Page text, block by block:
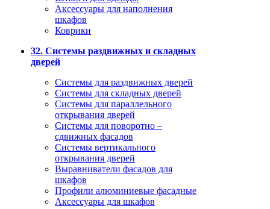
Аксессуары для наполнения
шкафов
Коврики
32. Системы раздвижных и складных
дверей
Системы для раздвижных дверей
Системы для складных дверей
Системы для параллельного
открывания дверей
Системы для поворотно –
сдвижных фасадов
Системы вертикального
открывания дверей
Выравниватели фасадов для
шкафов
Профили алюминиевые фасадные
Аксессуары для шкафов